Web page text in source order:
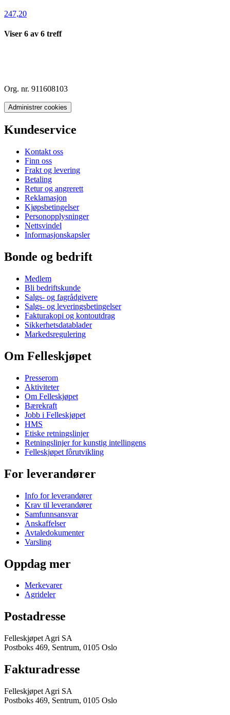
247,20
Viser 6 av 6 treff
Org. nr. 911608103
Administrer cookies
Kundeservice
Kontakt oss
Finn oss
Frakt og levering
Betaling
Retur og angrerett
Reklamasjon
Kjøpsbetingelser
Personopplysninger
Nettsvindel
Informasjonskapsler
Bonde og bedrift
Medlem
Bli bedriftskunde
Salgs- og fagrådgivere
Salgs- og leveringsbetingelser
Fakturakopi og kontoutdrag
Sikkerhetsdatablader
Markedsregulering
Om Felleskjøpet
Presserom
Aktiviteter
Om Felleskjøpet
Bærekraft
Jobb i Felleskjøpet
HMS
Etiske retningslinjer
Retningslinjer for kunstig intellingens
Felleskjøpet fôrutvikling
For leverandører
Info for leverandører
Krav til leverandører
Samfunnsansvar
Anskaffelser
Avtaledokumenter
Varsling
Oppdag mer
Merkevarer
Agrideler
Postadresse
Felleskjøpet Agri SA
Postboks 469, Sentrum, 0105 Oslo
Fakturadresse
Felleskjøpet Agri SA
Postboks 469, Sentrum, 0105 Oslo